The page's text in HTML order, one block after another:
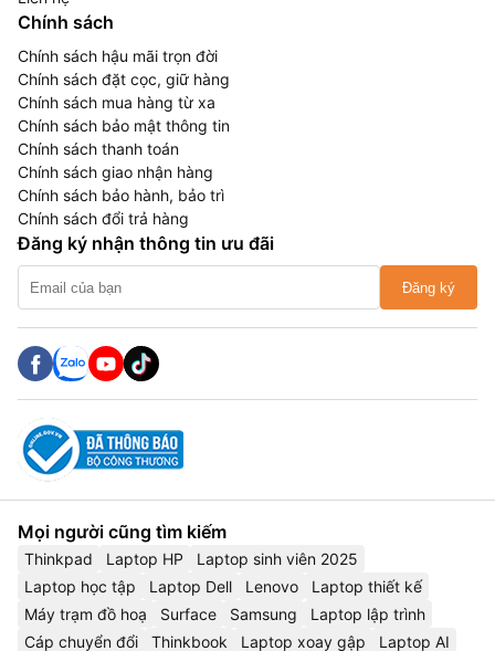
Chính sách
Chính sách hậu mãi trọn đời
Chính sách đặt cọc, giữ hàng
Chính sách mua hàng từ xa
Chính sách bảo mật thông tin
Chính sách thanh toán
Chính sách giao nhận hàng
Chính sách bảo hành, bảo trì
Chính sách đổi trả hàng
Đăng ký nhận thông tin ưu đãi
Đăng ký
Mọi người cũng tìm kiếm
Thinkpad Laptop HP
Laptop sinh viên 2025
Laptop học tập
Laptop Dell Lenovo
Laptop thiết kế
Máy trạm đồ hoạ
Surface Samsung
Laptop lập trình
Cáp chuyển đổi
Thinkbook Laptop xoay gập Laptop AI